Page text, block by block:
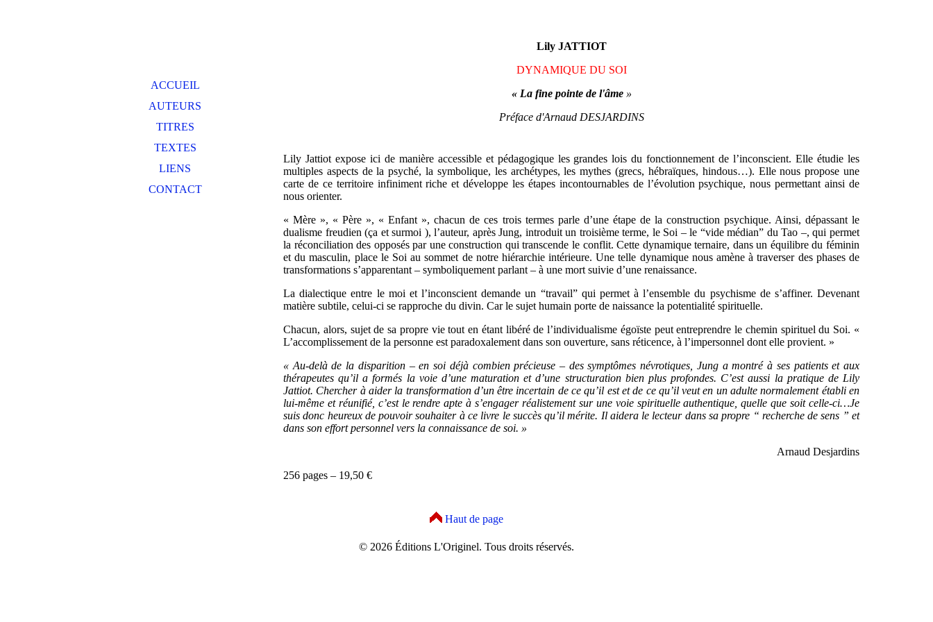
ACCUEIL
AUTEURS
TITRES
TEXTES
LIENS
CONTACT
Lily JATTIOT
DYNAMIQUE DU SOI
« La fine pointe de l'âme »
Préface d'Arnaud DESJARDINS
Lily Jattiot expose ici de manière accessible et pédagogique les grandes lois du fonctionnement de l’inconscient. Elle étudie les
multiples aspects de la psyché, la symbolique, les archétypes, les mythes (grecs, hébraïques, hindous…). Elle nous propose une
carte de ce territoire infiniment riche et développe les étapes incontournables de l’évolution psychique, nous permettant ainsi de
nous orienter.
« Mère », « Père », « Enfant », chacun de ces trois termes parle d’une étape de la construction psychique. Ainsi, dépassant le
dualisme freudien (ça et surmoi ), l’auteur, après Jung, introduit un troisième terme, le Soi – le “vide médian” du Tao –, qui permet
la réconciliation des opposés par une construction qui transcende le conflit. Cette dynamique ternaire, dans un équilibre du féminin
et du masculin, place le Soi au sommet de notre hiérarchie intérieure. Une telle dynamique nous amène à traverser des phases de
transformations s’apparentant – symboliquement parlant – à une mort suivie d’une renaissance.
La dialectique entre le moi et l’inconscient demande un “travail” qui permet à l’ensemble du psychisme de s’affiner. Devenant
matière subtile, celui-ci se rapproche du divin. Car le sujet humain porte de naissance la potentialité spirituelle.
Chacun, alors, sujet de sa propre vie tout en étant libéré de l’individualisme égoïste peut entreprendre le chemin spirituel du Soi. «
L’accomplissement de la personne est paradoxalement dans son ouverture, sans réticence, à l’impersonnel dont elle provient. »
« Au-delà de la disparition – en soi déjà combien précieuse – des symptômes névrotiques, Jung a montré à ses patients et aux
thérapeutes qu’il a formés la voie d’une maturation et d’une structuration bien plus profondes. C’est aussi la pratique de Lily
Jattiot. Chercher à aider la transformation d’un être incertain de ce qu’il est et de ce qu’il veut en un adulte normalement établi en
lui-même et réunifié, c’est le rendre apte à s’engager réalistement sur une voie spirituelle authentique, quelle que soit celle-ci…Je
suis donc heureux de pouvoir souhaiter à ce livre le succès qu’il mérite. Il aidera le lecteur dans sa propre “ recherche de sens ” et
dans son effort personnel vers la connaissance de soi. »
Arnaud Desjardins
256 pages – 19,50 €
Haut de page
© 2026 Éditions L'Originel. Tous droits réservés.